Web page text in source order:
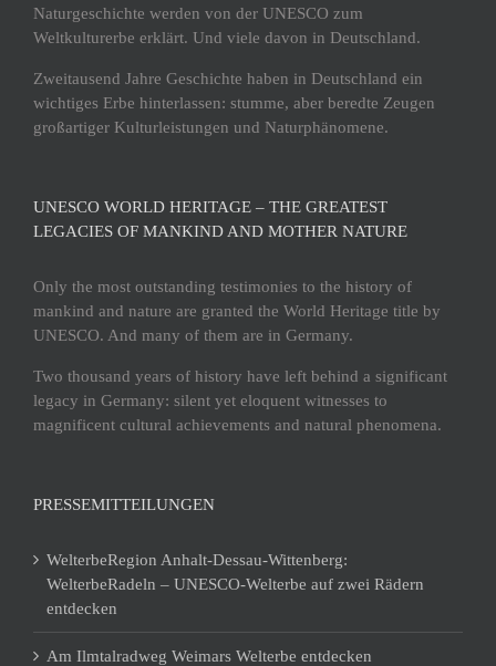
Naturgeschichte werden von der UNESCO zum
Weltkulturerbe erklärt. Und viele davon in Deutschland.
Zweitausend Jahre Geschichte haben in Deutschland ein
wichtiges Erbe hinterlassen: stumme, aber beredte Zeugen
großartiger Kulturleistungen und Naturphänomene.
UNESCO WORLD HERITAGE – THE GREATEST
LEGACIES OF MANKIND AND MOTHER NATURE
Only the most outstanding testimonies to the history of
mankind and nature are granted the World Heritage title by
UNESCO. And many of them are in Germany.
Two thousand years of history have left behind a significant
legacy in Germany: silent yet eloquent witnesses to
magnificent cultural achievements and natural phenomena.
PRESSEMITTEILUNGEN
WelterbeRegion Anhalt-Dessau-Wittenberg:
WelterbeRadeln – UNESCO-Welterbe auf zwei Rädern
entdecken
Am Ilmtalradweg Weimars Welterbe entdecken